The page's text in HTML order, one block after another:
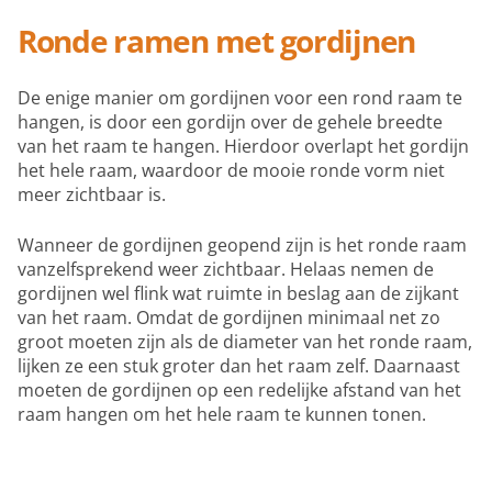
Ronde ramen met gordijnen
De enige manier om gordijnen voor een rond raam te
hangen, is door een gordijn over de gehele breedte
van het raam te hangen. Hierdoor overlapt het gordijn
het hele raam, waardoor de mooie ronde vorm niet
meer zichtbaar is.
Wanneer de gordijnen geopend zijn is het ronde raam
vanzelfsprekend weer zichtbaar. Helaas nemen de
gordijnen wel flink wat ruimte in beslag aan de zijkant
van het raam. Omdat de gordijnen minimaal net zo
groot moeten zijn als de diameter van het ronde raam,
lijken ze een stuk groter dan het raam zelf. Daarnaast
moeten de gordijnen op een redelijke afstand van het
raam hangen om het hele raam te kunnen tonen.